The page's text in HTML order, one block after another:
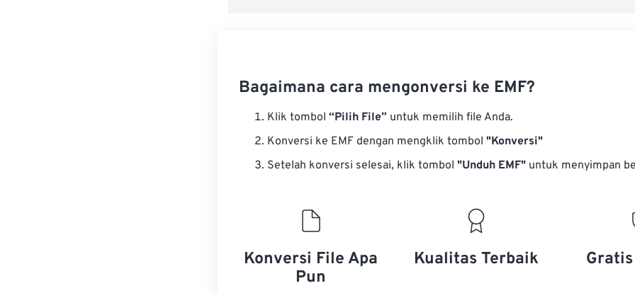
Bagaimana cara mengonversi ke EMF?
Klik tombol “Pilih File” untuk memilih file Anda.
Konversi ke EMF dengan mengklik tombol "Konversi"
Setelah konversi selesai, klik tombol "Unduh EMF" untuk menyimpan
Konversi File Apa
Pun
Kualitas Terbaik